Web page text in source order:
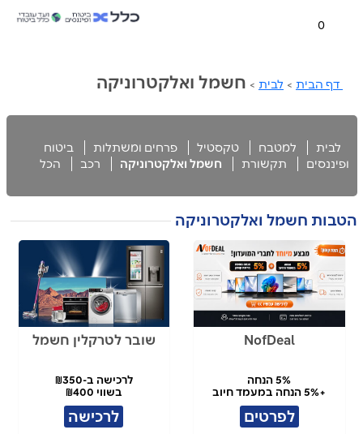
0
דף הבית > לבית > חשמל ואלקטרוניקה
לבית למטבח טקסטיל פרחים ומשתלות
ביטוח
ופיננסים
תקשורת חשמל ואלקטרוניקה רכב הכל
הטבות חשמל ואלקטרוניקה
NofDeal
5% הנחה
+5% הנחה במעמד חיוב
לפרטים
שובר לטרקלין חשמל
לרכישה ב-₪350
בשווי ₪400
לרכישה